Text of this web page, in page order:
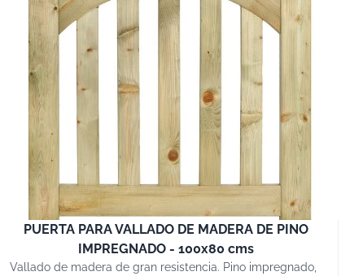
PUERTA PARA VALLADO DE MADERA DE PINO
IMPREGNADO - 100x80 cms
Vallado de madera de gran resistencia. Pino impregnado,